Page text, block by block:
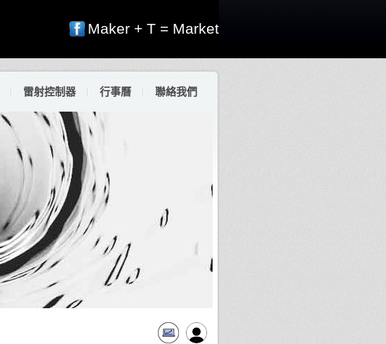
Maker + T = Market
雷射控制器 行事曆 聯絡我們